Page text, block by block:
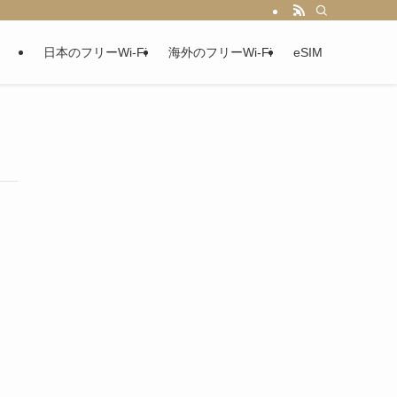
日本のフリーWi-Fi 海外のフリーWi-Fi eSIM